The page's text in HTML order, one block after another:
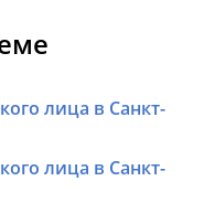
лица в Санкт-
лица в Санкт-